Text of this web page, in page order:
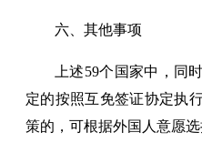
六、其他事项
上述59个国家中，同
定的按照互免签证协定执
策的，可根据外国人意愿选